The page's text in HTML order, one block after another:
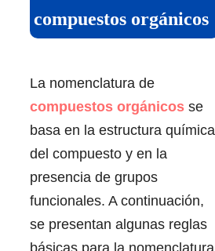
compuestos orgánicos
La nomenclatura de
compuestos orgánicos se
basa en la estructura química
del compuesto y en la
presencia de grupos
funcionales. A continuación,
se presentan algunas reglas
básicas para la nomenclatura